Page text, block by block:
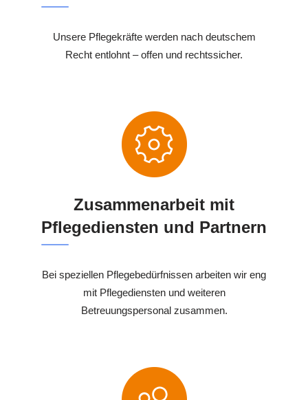
Unsere Pflegekräfte werden nach deutschem
Recht entlohnt – offen und rechtssicher.
Zusammenarbeit mit
Pflegediensten und Partnern
Bei speziellen Pflegebedürfnissen arbeiten wir eng
mit Pflegediensten und weiteren
Betreuungspersonal zusammen.